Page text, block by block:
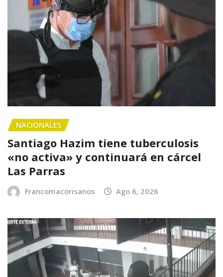
NACIONALES
Santiago Hazim tiene tuberculosis
«no activa» y continuará en cárcel
Las Parras
Francomacorisanos Ago 6, 2026